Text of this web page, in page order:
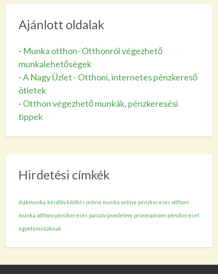
Ajánlott oldalak
- Munka otthon- Otthonról végezhető
munkalehetőségek
-A Nagy Üzlet - Otthoni, internetes pénzkereső
ötletek
- Otthon végezhető munkák, pénzkeresési
tippek
Hirdetési címkék
diákmunka kérdőív kitöltés online munka online pénzkeresés otthoni
munka otthoni pénzkeresés passzív jövedelem primeopinion pénzkereset
egyetemistáknak